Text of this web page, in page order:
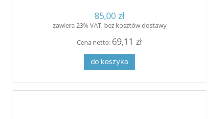
85,00 zł
zawiera 23% VAT, bez kosztów dostawy
Cena netto: 69,11 zł
do koszyka